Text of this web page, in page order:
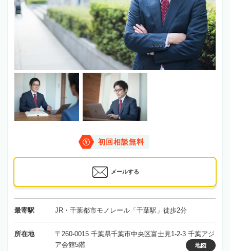
初回相談無料
メールする
最寄駅 JR・千葉都市モノレール「千葉駅」徒歩2分
所在地
〒260-0015 千葉県千葉市中央区富士見1-2-3 千葉アジ
ア会館5階
地図